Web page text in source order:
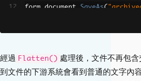
form_document
SaveAs(
經過 Flatten() 處理後，文件不再包
到文件的下游系統會看到普通的文字內